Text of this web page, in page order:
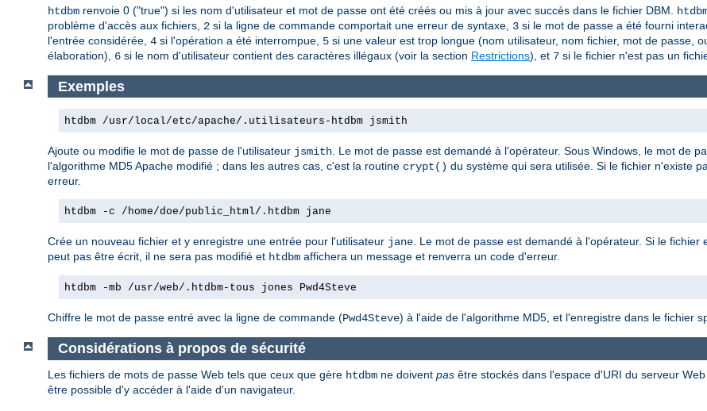
htdbm renvoie 0 ("true") si les nom d'utilisateur et mot de passe ont été créés ou mis à jour avec succès dans le fichier DBM.
problème d'accès aux fichiers, 2 si la ligne de commande comportait une erreur de syntaxe, 3 si le mot de passe a été fourni
l'entrée considérée, 4 si l'opération a été interrompue, 5 si une valeur est trop longue (nom utilisateur, nom fichier, mot de passe,
élaboration), 6 si le nom d'utilisateur contient des caractères illégaux (voir la section Restrictions), et 7 si le fichier n'est pas un
Exemples
htdbm /usr/local/etc/apache/.utilisateurs-htdbm jsmith
Ajoute ou modifie le mot de passe de l'utilisateur jsmith. Le mot de passe est demandé à l'opérateur. Sous Windows, le mot de
l'algorithme MD5 Apache modifié ; dans les autres cas, c'est la routine crypt() du système qui sera utilisée. Si le fichier n'existe
erreur.
htdbm -c /home/doe/public_html/.htdbm jane
Crée un nouveau fichier et y enregistre une entrée pour l'utilisateur jane. Le mot de passe est demandé à l'opérateur. Si le fichier
peut pas être écrit, il ne sera pas modifié et htdbm affichera un message et renverra un code d'erreur.
htdbm -mb /usr/web/.htdbm-tous jones Pwd4Steve
Chiffre le mot de passe entré avec la ligne de commande (Pwd4Steve) à l'aide de l'algorithme MD5, et l'enregistre dans le fichier
Considérations à propos de sécurité
Les fichiers de mots de passe Web tels que ceux que gère htdbm ne doivent pas être stockés dans l'espace d'URI du serveur
être possible d'y accéder à l'aide d'un navigateur.